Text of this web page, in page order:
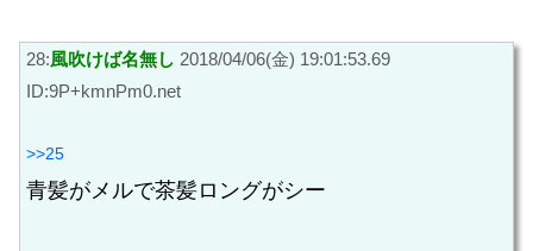
28:風吹けば名無し 2018/04/06(金) 19:01:53.69
ID:9P+kmnPm0.net
>>25
青髪がメルで茶髪ロングがシー